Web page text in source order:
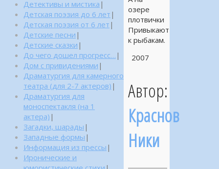
озере
плотвички
Привыкают
к рыбакам.
2007
Автор:
Краснов
Ники
Детективы и мистика |
Детская поэзия до 6 лет |
Детская поэзия от 6 лет |
Детские песни |
Детские сказки |
До чего дошел прогресс… |
Дом с привидениями |
Драматургия для камерного
театра (для 2-7 актеров) |
Драматургия для
моноспектакля (на 1
актера) |
Загадки, шарады |
Западные формы |
Информация из прессы |
Иронические и